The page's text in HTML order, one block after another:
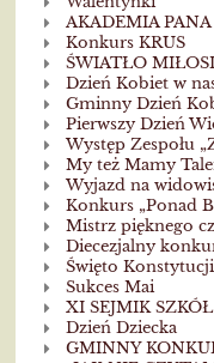
AKADEMIA PANA
Konkurs KRUS
ŚWIATŁO
Dzień Kobiet w
Gminny Dzień
Pierwszy Dzień
Występ Zespołu
My też Mamy
Wyjazd na
Konkurs „Ponad
Mistrz pięknego
Diecezjalny
Święto
Sukces Mai
XI SEJMIK
Dzień Dziecka
GMINNY